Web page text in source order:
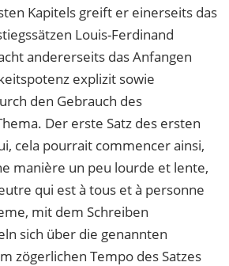
Kapitels greift er einerseits das
Louis-Ferdinand
andererseits das Anfangen
explizit sowie
den Gebrauch des
Der erste Satz des ersten
cela pourrait commencer ainsi,
manière un peu lourde et lente,
qui est à tous et à personne
mit dem Schreiben
sich über die genannten
zögerlichen Tempo des Satzes